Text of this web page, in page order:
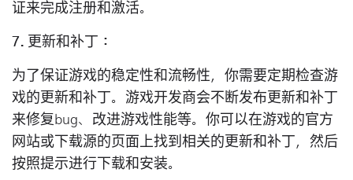
证来完成注册和激活。
7. 更新和补丁：
为了保证游戏的稳定性和流畅性，你需要定期检查游
戏的更新和补丁。游戏开发商会不断发布更新和补丁
来修复bug、改进游戏性能等。你可以在游戏的官方
网站或下载源的页面上找到相关的更新和补丁，然后
按照提示进行下载和安装。